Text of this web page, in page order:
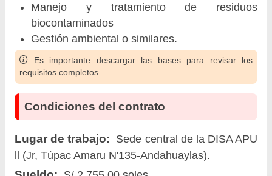
Manejo y tratamiento de residuos
biocontaminados
Gestión ambiental o similares.
Es importante descargar las bases para revisar los
requisitos completos
Condiciones del contrato
Lugar de trabajo: Sede central de la DISA APU
ll (Jr, Túpac Amaru N'135-Andahuaylas).